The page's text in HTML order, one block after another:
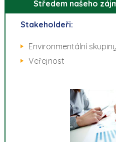
Středem našeho
Stakeholdeři:
Environmentální skupiny
Veřejnost